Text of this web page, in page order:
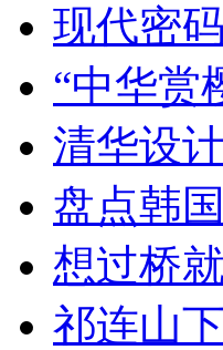
现代密
“中华赏
清华设
盘点韩
想过桥
祁连山